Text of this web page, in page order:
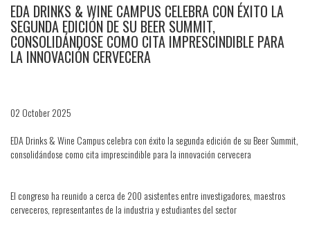
navigation
menu
EDA DRINKS & WINE CAMPUS CELEBRA CON ÉXITO LA
SEGUNDA EDICIÓN DE SU BEER SUMMIT,
CONSOLIDÁNDOSE COMO CITA IMPRESCINDIBLE PARA
LA INNOVACIÓN CERVECERA
02 October 2025
EDA Drinks & Wine Campus celebra con éxito la segunda edición de su Beer Summit,
consolidándose como cita imprescindible para la innovación cervecera
El congreso ha reunido a cerca de 200 asistentes entre investigadores, maestros
cerveceros, representantes de la industria y estudiantes del sector